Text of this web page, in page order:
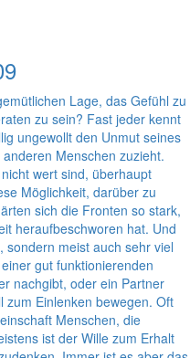
Lage, das Gefühl zu
zu sein? Fast jeder kennt
ungewollt den Unmut seines
Menschen zuzieht.
wert sind, überhaupt
Möglichkeit, darüber zu
sich die Fronten so stark,
heraufbeschworen hat. Und
meist auch sehr viel
gut funktionierenden
nachgibt, oder ein Partner
zum Einlenken bewegen. Oft
Menschen, die
ist der Wille zum Erhalt